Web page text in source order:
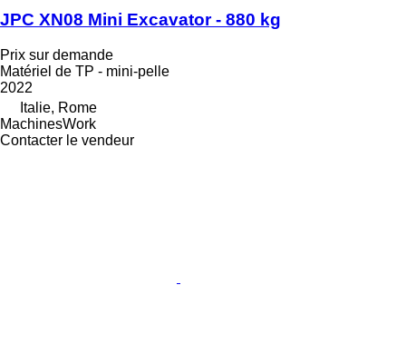
JPC XN08 Mini Excavator - 880 kg
Prix sur demande
Matériel de TP - mini-pelle
2022
Italie, Rome
MachinesWork
Contacter le vendeur